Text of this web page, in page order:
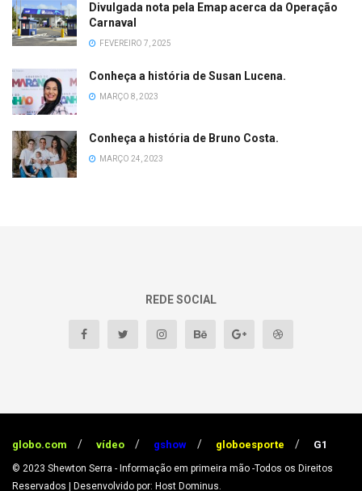
Divulgada nota pela Emap acerca da Operação
Carnaval
FEVEREIRO 7, 2025
Conheça a história de Susan Lucena.
MARÇO 8, 2023
Conheça a história de Bruno Costa.
MARÇO 24, 2023
REDE SOCIAL
globo.com vídeo gshow globoesporte G1
© 2023 Shewton Serra - Informação em primeira mão -Todos os Direitos
Reservados | Desenvolvido por: Host Dominus